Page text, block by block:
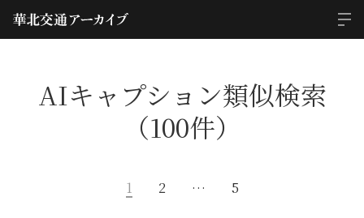
AIキャプション類似検索
（100件）
1 2 … 5